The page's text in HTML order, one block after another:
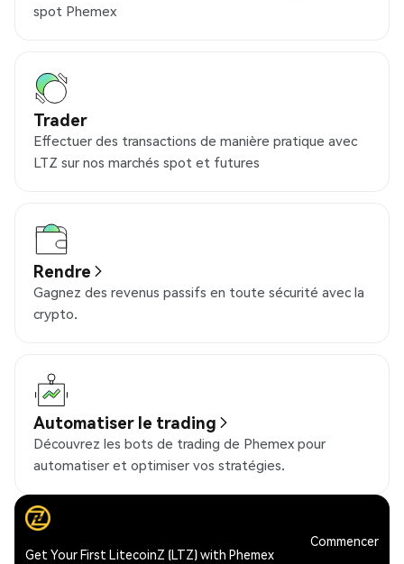
spot Phemex
Trader
Effectuer des transactions de manière pratique avec
LTZ sur nos marchés spot et futures
Rendre
Gagnez des revenus passifs en toute sécurité avec la
crypto.
Automatiser le trading
Découvrez les bots de trading de Phemex pour
automatiser et optimiser vos stratégies.
Get Your First LitecoinZ (LTZ) with Phemex
Commencer